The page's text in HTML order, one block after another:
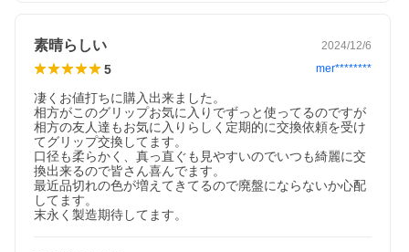
素晴らしい 2024/12/6
5 mer********
凄くお値打ちに購入出来ました。
相方がこのグリップお気に入りでずっと使ってるのですが
相方の友人達もお気に入りらしく定期的に交換依頼を受け
てグリップ交換してます。
口径も柔らかく、真っ直ぐも見やすいのでいつも綺麗に交
換出来るので皆さん喜んでます。
最近品切れの色が増えてきてるので廃盤にならないか心配
してます。
末永く製造期待してます。